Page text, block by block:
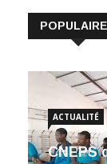
ACTUALITÉ
CNEPS